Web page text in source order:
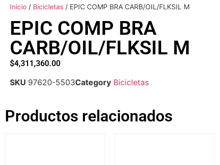
Inicio / Bicicletas / EPIC COMP BRA CARB/OIL/FLKSIL M
EPIC COMP BRA
CARB/OIL/FLKSIL M
$4,311,360.00
SKU 97620-5503Category Bicicletas
Productos relacionados